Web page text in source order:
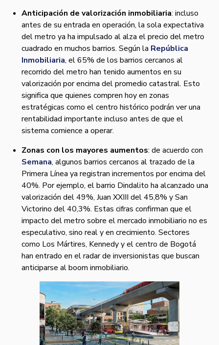
Anticipación de valorización inmobiliaria: incluso
antes de su entrada en operación, la sola expectativa
del metro ya ha impulsado al alza el precio del metro
cuadrado en muchos barrios. Según la República
Inmobiliaria, el 65% de los barrios cercanos al
recorrido del metro han tenido aumentos en su
valorización por encima del promedio catastral. Esto
significa que quienes compren hoy en zonas
estratégicas como el centro histórico podrán ver una
rentabilidad importante incluso antes de que el
sistema comience a operar.
Zonas con los mayores aumentos: de acuerdo con
Semana, algunos barrios cercanos al trazado de la
Primera Línea ya registran incrementos por encima del
40%. Por ejemplo, el barrio Dindalito ha alcanzado una
valorización del 49%, Juan XXIII del 45,8% y San
Victorino del 40,3%. Estas cifras confirman que el
impacto del metro sobre el mercado inmobiliario no es
especulativo, sino real y en crecimiento. Sectores
como Los Mártires, Kennedy y el centro de Bogotá
han entrado en el radar de inversionistas que buscan
anticiparse al boom inmobiliario.